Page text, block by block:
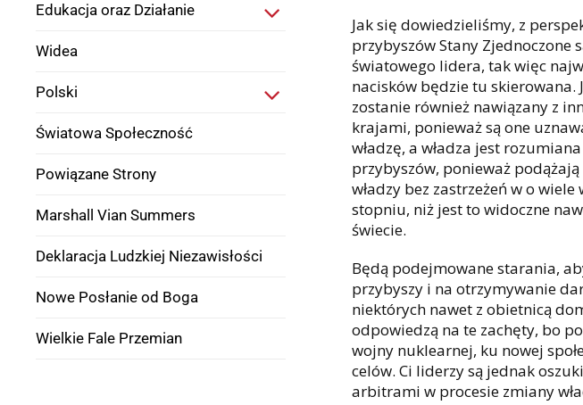
Edukacja oraz Działanie
Widea
Polski
Światowa Społeczność
Powiązane Strony
Marshall Vian Summers
Deklaracja Ludzkiej Niezawisłości
Nowe Posłanie od Boga
Wielkie Fale Przemian
Jak się dowiedzieliśmy, z
przybyszów Stany Zjednoczone
światowego lidera, tak więc
nacisków będzie tu skierowana.
zostanie również nawiązany z
krajami, ponieważ są one
władzę, a władza jest
przybyszów, ponieważ
władzy bez zastrzeżeń w o wiele
stopniu, niż jest to widoczne
świecie.
Będą podejmowane starania,
przybyszy i na otrzymywanie
niektórych nawet z obietnicą
odpowiedzą na te zachęty, bo
wojny nuklearnej, ku nowej
celów. Ci liderzy są jednak
arbitrami w procesie zmiany